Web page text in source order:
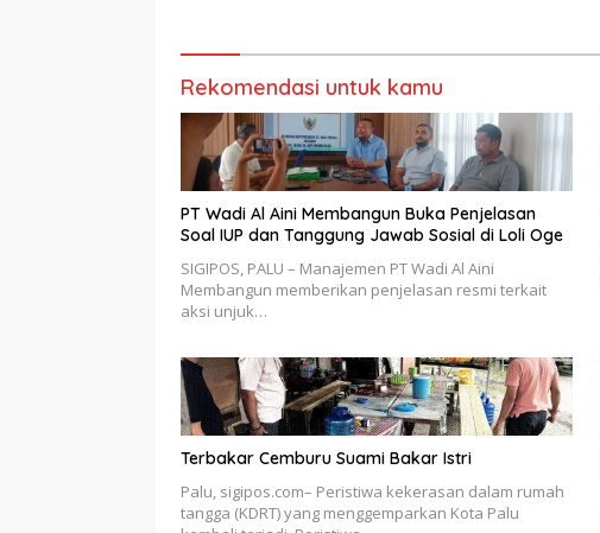
Keluarganya
Rekomendasi untuk kamu
PT Wadi Al Aini Membangun Buka Penjelasan
Soal IUP dan Tanggung Jawab Sosial di Loli Oge
SIGIPOS, PALU – Manajemen PT Wadi Al Aini
Membangun memberikan penjelasan resmi terkait
aksi unjuk…
Terbakar Cemburu Suami Bakar Istri
Palu, sigipos.com– Peristiwa kekerasan dalam rumah
tangga (KDRT) yang menggemparkan Kota Palu